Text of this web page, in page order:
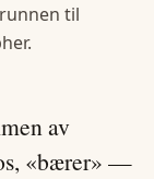
til
.
av
«bærer» —